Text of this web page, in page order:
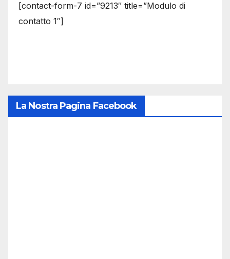
[contact-form-7 id=”9213″ title=”Modulo di
contatto 1″]
La Nostra Pagina Facebook